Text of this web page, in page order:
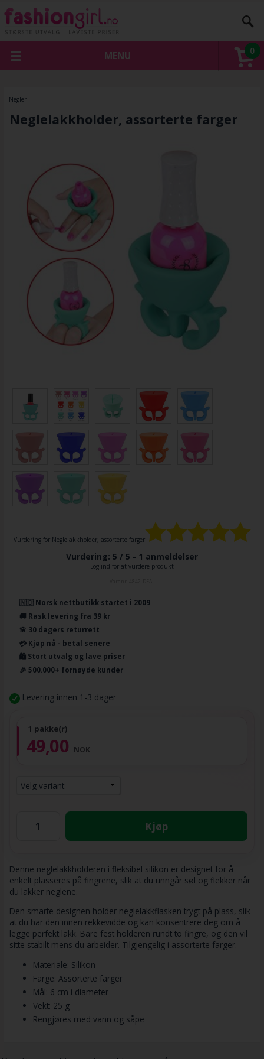
0
MENU
Negler
Neglelakkholder, assorterte farger
Vurdering for Neglelakkholder, assorterte farger
Vurdering: 5 / 5 - 1 anmeldelser
Log ind for at vurdere produkt
🇳🇴 Norsk nettbutikk startet i 2009
🚚 Rask levering fra 39 kr
🌸 30 dagers returrett
💳 Kjøp nå - betal senere
🛍️ Stort utvalg og lave priser
🎉 500.000+ fornøyde kunder
Levering innen 1-3 dager
1 pakke(r)
49,00 NOK
Kjøp
Denne neglelakkholderen i fleksibel silikon er designet for å
enkelt plasseres på fingrene, slik at du unngår søl og flekker når
du lakker neglene.
Den smarte designen holder neglelakkflasken trygt på plass, slik
at du har den innen rekkevidde og kan konsentrere deg om å
legge perfekt lakk. Bare fest holderen rundt to fingre, og den vil
sitte stabilt mens du arbeider. Tilgjengelig i assorterte farger.
Materiale: Silikon
Farge: Assorterte farger
Mål: 6 cm i diameter
Vekt: 25 g
Rengjøres med vann og såpe